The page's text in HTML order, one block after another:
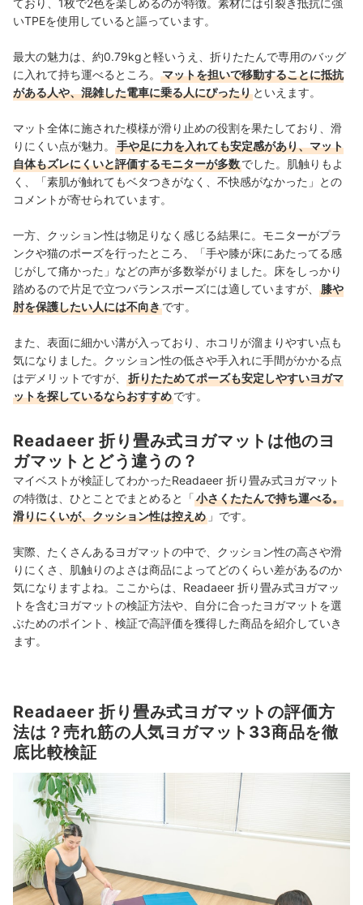
ており、1枚で2色を楽しめるのが特徴。素材には引裂き抵抗に強
いTPEを使用していると謳っています。
最大の魅力は、約0.79kgと軽いうえ、折りたたんで専用のバッグ
に入れて持ち運べるところ。
マットを担いで移動することに抵抗
がある人や、混雑した電車に乗る人にぴったり といえます。
マット全体に施された模様が滑り止めの役割を果たしており、滑
りにくい点が魅力。
手や足に力を入れても安定感があり、マット
自体もズレにくいと評価するモニターが多数でした。肌触りもよ
く、「素肌が触れてもベタつきがなく、不快感がなかった」との
コメントが寄せられています。
一方、クッション性は物足りなく感じる結果に。モニターがプラ
ンクや猫のポーズを行ったところ、「手や膝が床にあたってる感
じがして痛かった」などの声が多数挙がりました。床をしっかり
踏めるので片足で立つバランスポーズには適していますが、
膝や
肘を保護したい人には不向きです。
また、表面に細かい溝が入っており、ホコリが溜まりやすい点も
気になりました。クッション性の低さや手入れに手間がかかる点
はデメリットですが、
折りたためてポーズも安定しやすいヨガマ
ットを探しているならおすすめです。
Readaeer 折り畳み式ヨガマットは他のヨ
ガマットとどう違うの？
マイベストが検証してわかったReadaeer 折り畳み式ヨガマット
の特徴は、ひとことでまとめると「小さくたたんで持ち運べる。
滑りにくいが、クッション性は控えめ 」です。
実際、たくさんあるヨガマットの中で、クッション性の高さや滑
りにくさ、肌触りのよさは商品によってどのくらい差があるのか
気になりますよね。ここからは、Readaeer 折り畳み式ヨガマッ
トを含むヨガマットの検証方法や、自分に合ったヨガマットを選
ぶためのポイント、検証で高評価を獲得した商品を紹介していき
ます。
Readaeer 折り畳み式ヨガマットの評価方
法は？売れ筋の人気ヨガマット33商品を徹
底比較検証